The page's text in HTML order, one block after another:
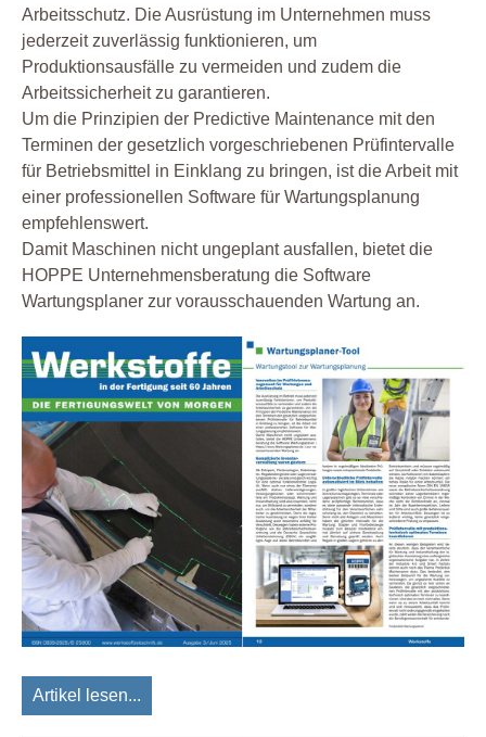
Arbeitsschutz. Die Ausrüstung im Unternehmen muss
jederzeit zuverlässig funktionieren, um
Produktionsausfälle zu vermeiden und zudem die
Arbeitssicherheit zu garantieren.
Um die Prinzipien der Predictive Maintenance mit den
Terminen der gesetzlich vorgeschriebenen Prüfintervalle
für Betriebsmittel in Einklang zu bringen, ist die Arbeit mit
einer professionellen Software für Wartungsplanung
empfehlenswert.
Damit Maschinen nicht ungeplant ausfallen, bietet die
HOPPE Unternehmensberatung die Software
Wartungsplaner zur vorausschauenden Wartung an.
Artikel lesen...